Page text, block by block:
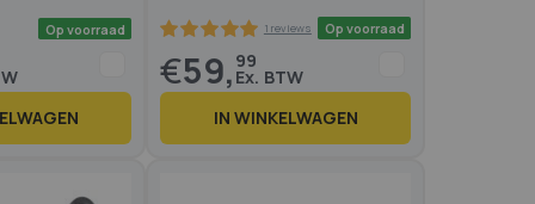
Op voorraad
€59, 99
IN WINKELWAGEN